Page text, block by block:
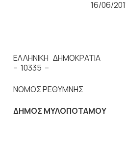
16/06/
ΕΛΛΗΝΙΚΗ
– 10335 –
ΝΟΜΟΣ ΡΕΘΥΜΝΗΣ
ΔΗΜΟΣ